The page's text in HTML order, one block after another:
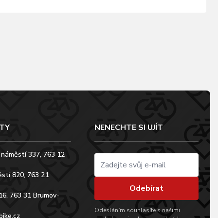
337, 763 12
820, 763 21
763 31 Brumov-
NENECHTE SI UJÍT
Odebírat
Odesláním souhlasíte s našimi